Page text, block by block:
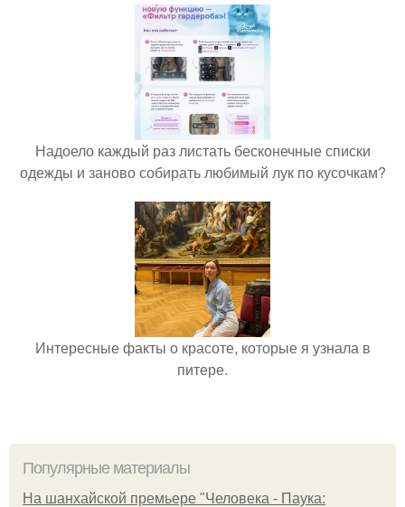
Надоело каждый раз листать бесконечные списки
одежды и заново собирать любимый лук по кусочкам?
Интересные факты о красоте, которые я узнала в
питере.
Популярные материалы
На шанхайской премьере "Человека - Паука: